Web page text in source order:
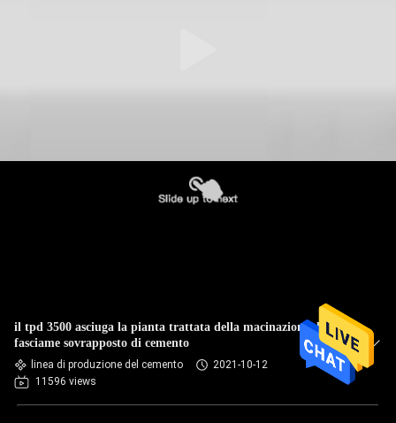
il tpd 3500 asciuga la pianta trattata della macinazione del
fasciame sovrapposto di cemento
linea di produzione del cemento
2021-10-12
11596 views